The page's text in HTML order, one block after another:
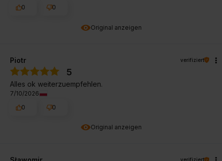
Original anzeigen
0 0
Original anzeigen
Piotr verifiziert
5
Alles ok weiterzuempfehlen.
7/10/2026
0
0
verifiziert